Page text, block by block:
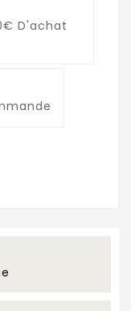
D'achat